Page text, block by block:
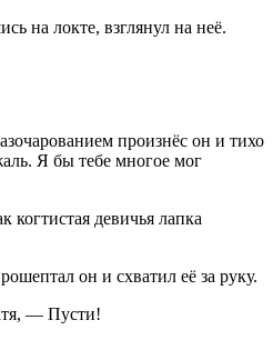
на локте, взглянул на неё.
произнёс он и тихо
Я бы тебе многое мог
когтистая девичья лапка
он и схватил её за руку.
— Пусти!